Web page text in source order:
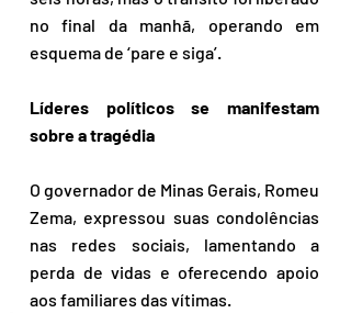
no final da manhã, operando em
esquema de ‘pare e siga’.
Líderes políticos se manifestam
sobre a tragédia
O governador de Minas Gerais, Romeu
Zema, expressou suas condolências
nas redes sociais, lamentando a
perda de vidas e oferecendo apoio
aos familiares das vítimas.